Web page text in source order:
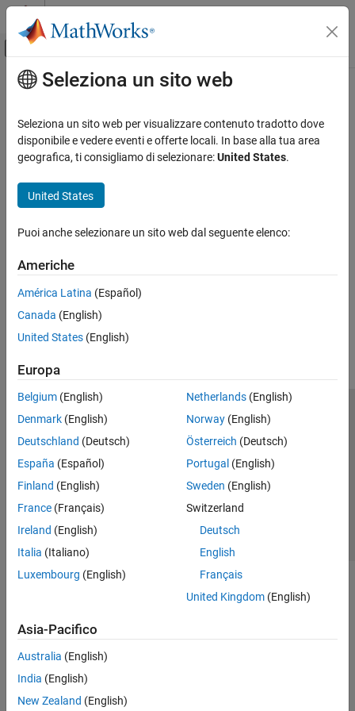
Vai al contenuto
Attiva/disattiva menu di navigazione
Pagina iniziale della documentazione
Contenuto principale
How useful was this information?
Seleziona un sito web
Seleziona un sito web per visualizzare contenuto tradotto dove
disponibile e vedere eventi e offerte locali. In base alla tua area
geografica, ti consigliamo di selezionare:United States.
United States
Puoi anche selezionare un sito web dal seguente elenco:
Americhe
América Latina (Español)
Canada (English)
United States (English)
Europa
Belgium (English)
Denmark (English)
Deutschland (Deutsch)
España (Español)
Finland (English)
France (Français)
Ireland (English)
Italia (Italiano)
Luxembourg (English)
Netherlands(English)
Norway(English)
Österreich (Deutsch)
Portugal (English)
Sweden (English)
Switzerland
Deutsch
English
Français
United Kingdom(English)
Asia-Pacifico
Australia (English)
India (English)
New Zealand (English)
Centro di fiducia
Informativa sulla privacy
Antipirateria
Stato dell'applicazione
Contatti
© 1994-2026 The MathWorks, Inc.